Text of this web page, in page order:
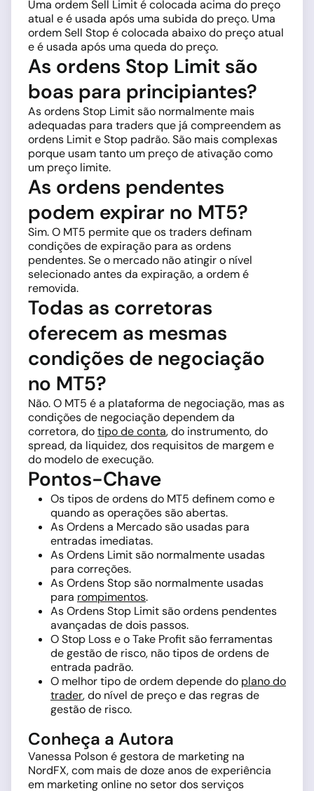
Uma ordem Sell Limit é colocada acima do preço
atual e é usada após uma subida do preço. Uma
ordem Sell Stop é colocada abaixo do preço atual
e é usada após uma queda do preço.
As ordens Stop Limit são
boas para principiantes?
As ordens Stop Limit são normalmente mais
adequadas para traders que já compreendem as
ordens Limit e Stop padrão. São mais complexas
porque usam tanto um preço de ativação como
um preço limite.
As ordens pendentes
podem expirar no MT5?
Sim. O MT5 permite que os traders definam
condições de expiração para as ordens
pendentes. Se o mercado não atingir o nível
selecionado antes da expiração, a ordem é
removida.
Todas as corretoras
oferecem as mesmas
condições de negociação
no MT5?
Não. O MT5 é a plataforma de negociação, mas as
condições de negociação dependem da
corretora, dotipo de conta, do instrumento, do
spread, da liquidez, dos requisitos de margem e
do modelo de execução.
Pontos-Chave
Os tipos de ordens do MT5 definem como e
quando as operações são abertas.
As Ordens a Mercado são usadas para
entradas imediatas.
As Ordens Limit são normalmente usadas
para correções.
As Ordens Stop são normalmente usadas
para rompimentos.
As Ordens Stop Limit são ordens pendentes
avançadas de dois passos.
O Stop Loss e o Take Profit são ferramentas
de gestão de risco, não tipos de ordens de
entrada padrão.
O melhor tipo de ordem depende do plano do
trader, do nível de preço e das regras de
gestão de risco.
Conheça a Autora
Vanessa Polson é gestora de marketing na
NordFX, com mais de doze anos de experiência
em marketing online no setor dos serviços